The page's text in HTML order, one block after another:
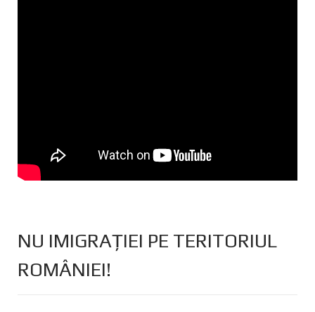
NU IMIGRAȚIEI PE TERITORIUL
ROMÂNIEI!